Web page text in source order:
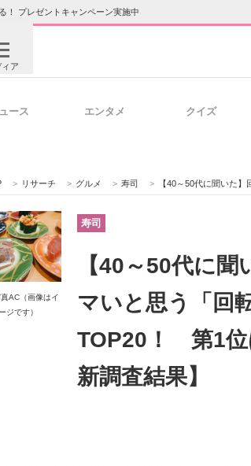
！ プレゼントキャンペーン実施中
ィア
ビジネスと働き方のヒント
モノづくり技術者専門サイト エレクトロニクス専
ース エンタメ クイズ
> リサーチ > グルメ > 寿司 > 【40～50代に聞いた】回らない
AC（画像はイ
ジです）
寿司
【40～50代に
マいと思う「回
TOP20！ 第1位
新調査結果】